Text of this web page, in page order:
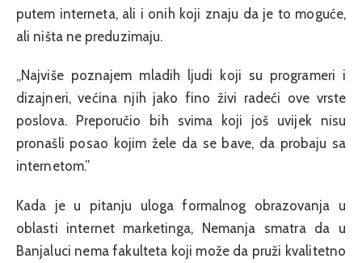
putem interneta, ali i onih koji znaju da je to moguće,
ali ništa ne preduzimaju.
„Najviše poznajem mladih ljudi koji su programeri i
dizajneri, većina njih jako fino živi radeći ove vrste
poslova. Preporučio bih svima koji još uvijek nisu
pronašli posao kojim žele da se bave, da probaju sa
internetom.”
Kada je u pitanju uloga formalnog obrazovanja u
oblasti internet marketinga, Nemanja smatra da u
Banjaluci nema fakulteta koji može da pruži kvalitetno